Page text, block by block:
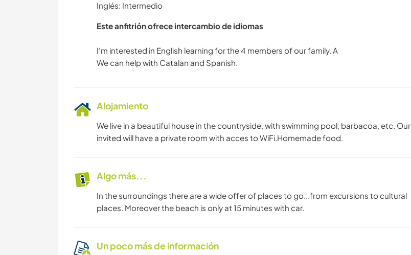
Inglés: Intermedio
Este anfitrión ofrece intercambio de idiomas
I'm interested in English learning for the 4 members of our family. A
Alojamiento
We live in a beautiful house in the countryside, with swimming pool, barbacoa, etc. Our
invited will have a private room with acces to WiFi.Homemade food.
Algo más...
In the surroundings there are a wide offer of places to go...from excursions to cultural
places. Moreover the beach is only at 15 minutes with car.
Un poco más de información